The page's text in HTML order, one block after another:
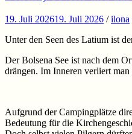
19. Juli 202619. Juli 2026 /ilona
Unter den Seen des Latium ist
Der Bolsena See ist nach dem
drängen. Im Inneren verliert man
Aufgrund der Campingplätze
Bedeutung für die